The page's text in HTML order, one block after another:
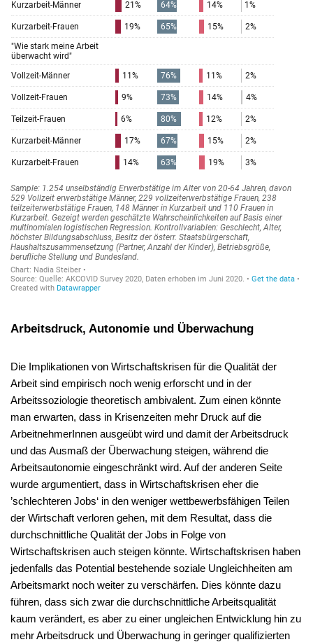
Arbeitsdruck, Autonomie und Überwachung
Die Implikationen von Wirtschaftskrisen für die Qualität der
Arbeit sind empirisch noch wenig erforscht und in der
Arbeitssoziologie theoretisch ambivalent. Zum einen könnte
man erwarten, dass in Krisenzeiten mehr Druck auf die
ArbeitnehmerInnen ausgeübt wird und damit der Arbeitsdruck
und das Ausmaß der Überwachung steigen, während die
Arbeitsautonomie eingeschränkt wird. Auf der anderen Seite
wurde argumentiert, dass in Wirtschaftskrisen eher die
’schlechteren Jobs‘ in den weniger wettbewerbsfähigen Teilen
der Wirtschaft verloren gehen, mit dem Resultat, dass die
durchschnittliche Qualität der Jobs in Folge von
Wirtschaftskrisen auch steigen könnte. Wirtschaftskrisen haben
jedenfalls das Potential bestehende soziale Ungleichheiten am
Arbeitsmarkt noch weiter zu verschärfen. Dies könnte dazu
führen, dass sich zwar die durchschnittliche Arbeitsqualität
kaum verändert, es aber zu einer ungleichen Entwicklung hin zu
mehr Arbeitsdruck und Überwachung in geringer qualifizierten